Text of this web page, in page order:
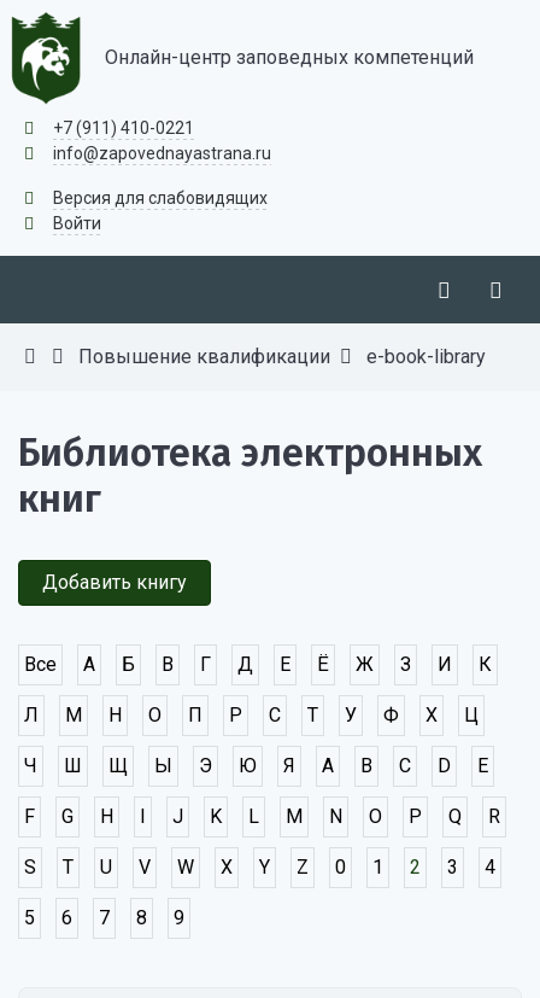
Онлайн-центр заповедных компетенций
+7 (911) 410-0221
info@zapovednayastrana.ru
Версия для слабовидящих
Войти
Повышение квалификации e-book-library
Библиотека электронных
книг
Добавить книгу
Все А Б В Г Д Е Ё Ж З И К
Л М Н О П Р С Т У Ф Х Ц
Ч Ш Щ Ы Э Ю Я A B C D E
F G H I J K L M N O P Q R
S T U V W X Y Z 0 1 2 3 4
5 6 7 8 9